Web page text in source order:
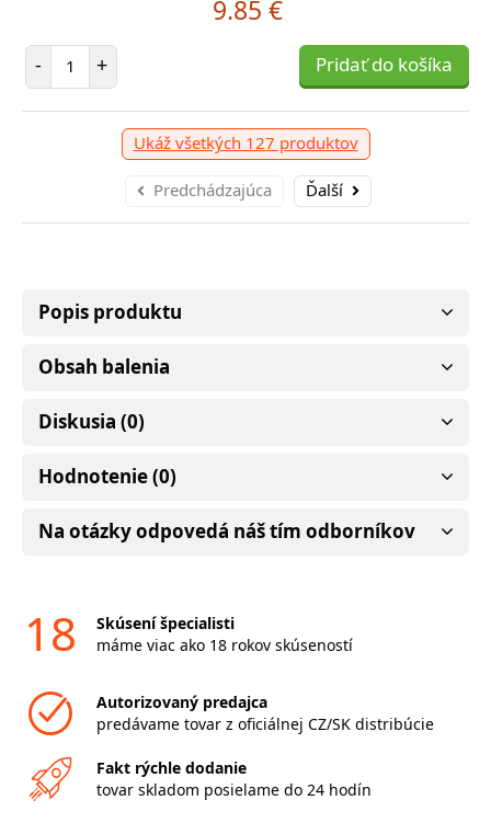
9.85 €
- Počet položiek
+ Pridať do košíka
Ukáž všetkých 127 produktov
Predchádzajúca Ďalší
+ Pridať do košíka -
Popis produktu
Obsah balenia
Diskusia (0)
Hodnotenie (0)
Na otázky odpovedá náš tím odborníkov
18
Skúsení špecialisti
máme viac ako 18 rokov skúseností
Autorizovaný predajca
predávame tovar z oficiálnej CZ/SK distribúcie
Fakt rýchle dodanie
tovar skladom posielame do 24 hodín